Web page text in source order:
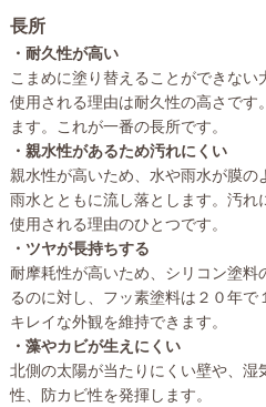
長所
・耐久性が高い
こまめに塗り替えることができな
使用される理由は耐久性の高さです
ます。これが一番の長所です。
・親水性があるため汚れにくい
親水性が高いため、水や雨水が膜の
雨水とともに流し落とします。汚
使用される理由のひとつです。
・ツヤが長持ちする
耐摩耗性が高いため、シリコン塗
るのに対し、フッ素塗料は２０年
キレイな外観を維持できます。
・藻やカビが生えにくい
北側の太陽が当たりにくい壁や、
性、防カビ性を発揮します。